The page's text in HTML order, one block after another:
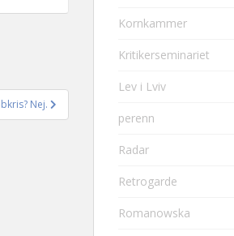
Nej.
Kornkammer
Kritikerseminariet
Lev i Lviv
perenn
Radar
Retrogarde
Romanowska